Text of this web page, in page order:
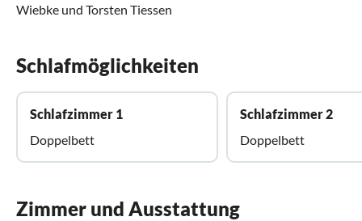
Wiebke und Torsten Tiessen
Schlafmöglichkeiten
Schlafzimmer 1
Doppelbett
Schlafzimmer 2
Doppelbett
Zimmer und Ausstattung